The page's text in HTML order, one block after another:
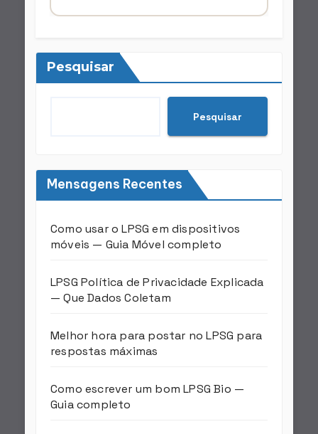
Pesquisar
Pesquisar
Mensagens Recentes
Como usar o LPSG em dispositivos
móveis — Guia Móvel completo
LPSG Política de Privacidade Explicada
— Que Dados Coletam
Melhor hora para postar no LPSG para
respostas máximas
Como escrever um bom LPSG Bio —
Guia completo